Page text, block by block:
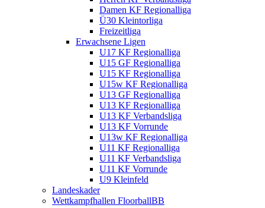
Damen KF Regionalliga
Ü30 Kleintorliga
Freizeitliga
Erwachsene Ligen
U17 KF Regionalliga
U15 GF Regionalliga
U15 KF Regionalliga
U15w KF Regionalliga
U13 GF Regionalliga
U13 KF Regionalliga
U13 KF Verbandsliga
U13 KF Vorrunde
U13w KF Regionalliga
U11 KF Regionalliga
U11 KF Verbandsliga
U11 KF Vorrunde
U9 Kleinfeld
Landeskader
Wettkampfhallen FloorballBB